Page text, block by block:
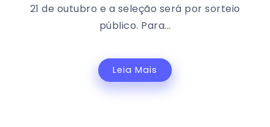
21 de outubro e a seleção será por sorteio
público. Para...
Leia Mais